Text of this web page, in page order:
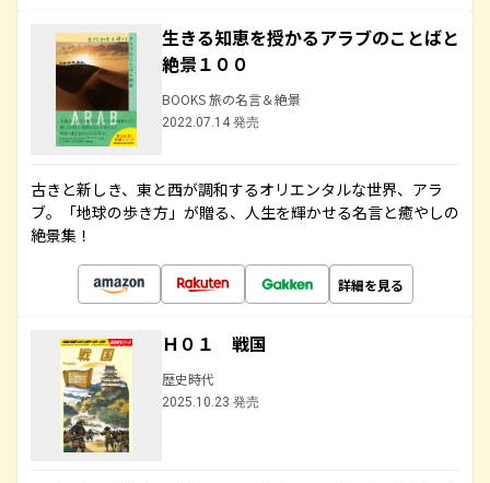
生きる知恵を授かるアラブのことばと
絶景１００
BOOKS 旅の名言＆絶景
2022.07.14 発売
古きと新しき、東と西が調和するオリエンタルな世界、アラ
ブ。「地球の歩き方」が贈る、人生を輝かせる名言と癒やしの
絶景集！
詳細を見る
Ｈ０１ 戦国
歴史時代
2025.10.23 発売